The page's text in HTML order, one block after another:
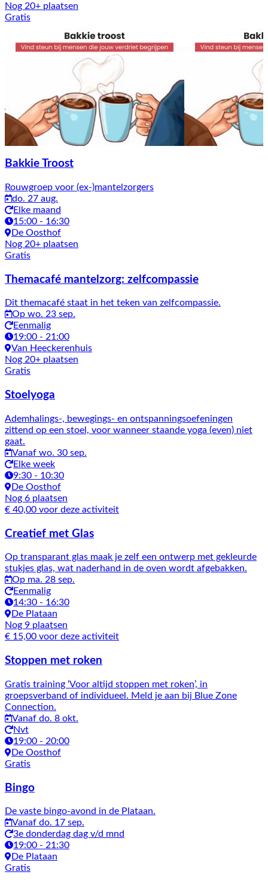
Nog 20+ plaatsen
Gratis
Bakkie Troost
Rouwgroep voor (ex-)mantelzorgers
do. 27 aug.
Elke maand
15:00 - 16:30
De Oosthof
Nog 20+ plaatsen
Gratis
Themacafé mantelzorg: zelfcompassie
Dit themacafé staat in het teken van zelfcompassie.
Op wo. 23 sep.
Eenmalig
19:00 - 21:00
Van Heeckerenhuis
Nog 20+ plaatsen
Gratis
Stoelyoga
Ademhalings-, bewegings- en ontspanningsoefeningen
zittend op een stoel, voor wanneer staande yoga (even) niet
gaat.
Vanaf wo. 30 sep.
Elke week
9:30 - 10:30
De Oosthof
Nog 6 plaatsen
€ 40,00 voor deze activiteit
Creatief met Glas
Op transparant glas maak je zelf een ontwerp met gekleurde
stukjes glas, wat naderhand in de oven wordt afgebakken.
Op ma. 28 sep.
Eenmalig
14:30 - 16:30
De Plataan
Nog 9 plaatsen
€ 15,00 voor deze activiteit
Stoppen met roken
Gratis training ‘Voor altijd stoppen met roken’, in
groepsverband of individueel. Meld je aan bij Blue Zone
Connection.
Vanaf do. 8 okt.
Nvt
19:00 - 20:00
De Oosthof
Gratis
Bingo
De vaste bingo-avond in de Plataan.
Vanaf do. 17 sep.
3e donderdag dag v/d mnd
19:00 - 21:30
De Plataan
Gratis